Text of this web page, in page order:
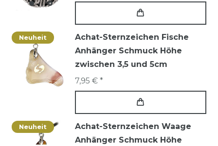
Neuheit
Achat-Sternzeichen Fische
Anhänger Schmuck Höhe
zwischen 3,5 und 5cm
7,95 € *
Neuheit
Achat-Sternzeichen Waage
Anhänger Schmuck Höhe